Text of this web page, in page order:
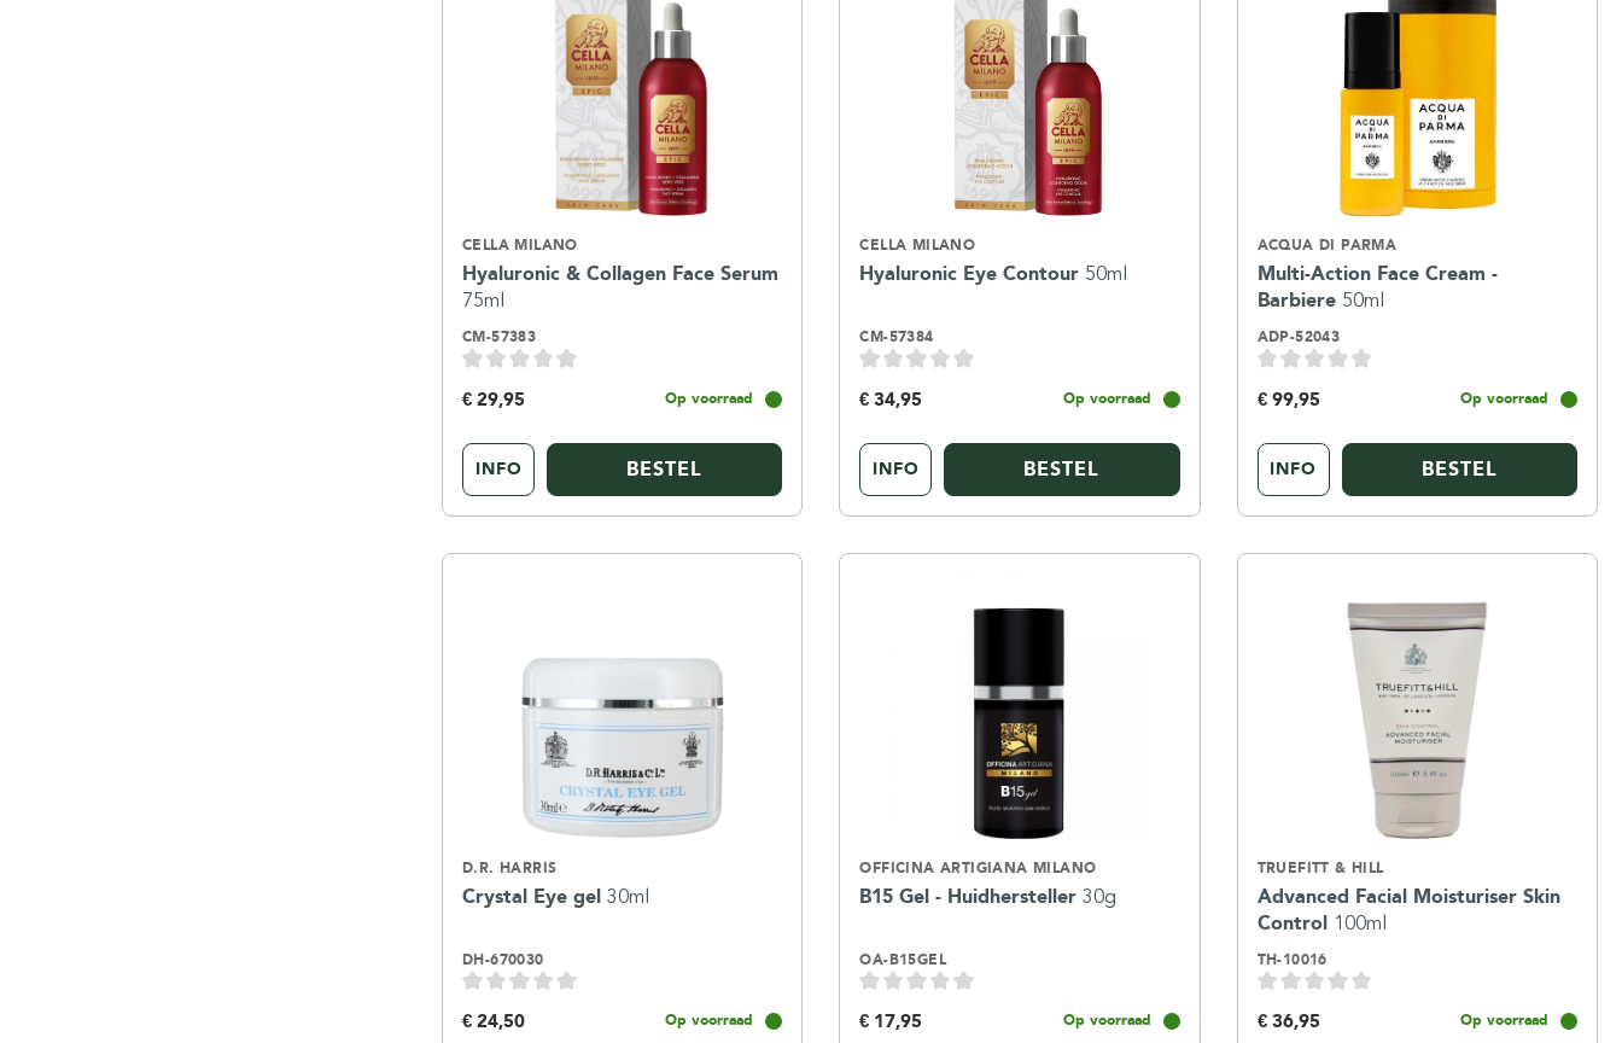
CELLA MILANO
Hyaluronic & Collagen Face Serum
75ml
CM-57383
€ 29,95 Op voorraad
INFO BESTEL
CELLA MILANO
Hyaluronic Eye Contour 50ml
CM-57384
€ 34,95 Op voorraad
INFO BESTEL
ACQUA DI PARMA
Multi-Action Face Cream -
Barbiere 50ml
ADP-52043
€ 99,95 Op voorraad
INFO BESTEL
D.R. HARRIS
Crystal Eye gel 30ml
DH-670030
€ 24,50 Op voorraad
OFFICINA ARTIGIANA MILANO
B15 Gel - Huidhersteller30g
OA-B15GEL
€ 17,95 Op voorraad
TRUEFITT & HILL
Advanced Facial Moisturiser Skin
Control 100ml
TH-10016
€ 36,95 Op voorraad